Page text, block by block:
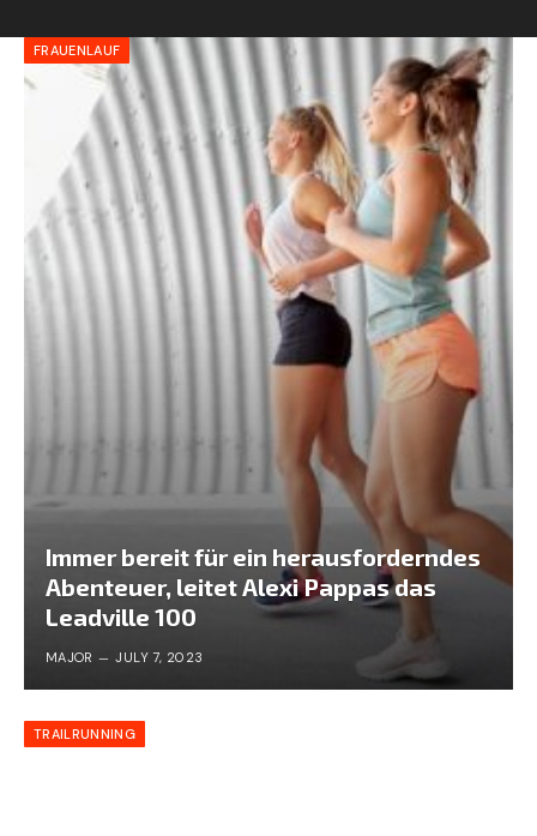
FRAUENLAUF
Immer bereit für ein herausforderndes
Abenteuer, leitet Alexi Pappas das
Leadville 100
MAJOR JULY 7, 2023
TRAILRUNNING